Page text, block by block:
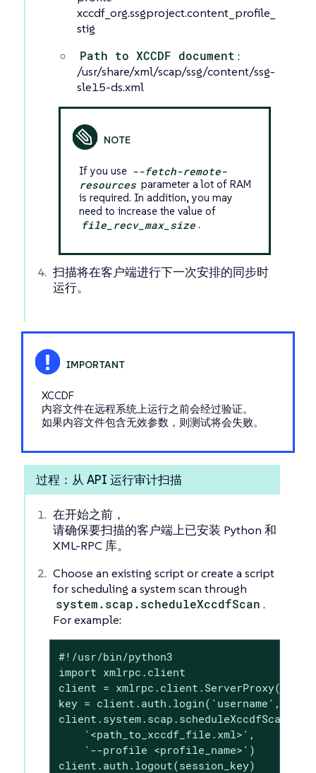
xccdf_org.ssgproject.content_profile_
stig
Path to XCCDF document :
/usr/share/xml/scap/ssg/content/ssg-
sle15-ds.xml
If you use --fetch-remote-
resources parameter a lot of RAM
is required. In addition, you may
need to increase the value of
file_recv_max_size .
扫描将在客户端进行下一次安排的同步时
运行。
XCCDF
内容文件在远程系统上运行之前会经过验证。
如果内容文件包含无效参数，则测试将会失败。
过程：从 API 运行审计扫描
在开始之前，
请确保要扫描的客户端上已安装 Python 和
XML-RPC 库。
Choose an existing script or create a script
for scheduling a system scan through
system.scap.scheduleXccdfScan .
For example:
#!/usr/bin/python3
import xmlrpc.client
client =
key = client.auth.login('username',
    '<path_to_xccdf_file.xml>',
    '--profile <profile_name>')
client.auth.logout(session_key)